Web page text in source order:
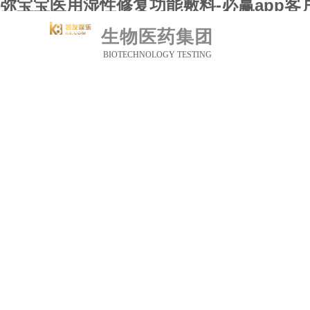
弥宝宝医用湿性修复功能敷料-必赢app客
生物医药集团
BIOTECHNOLOGY TESTING